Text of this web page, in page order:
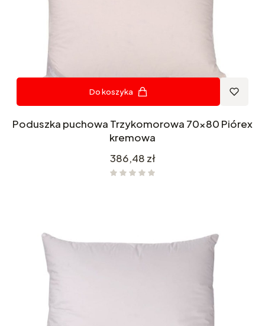
Do koszyka
Poduszka puchowa Trzykomorowa 70x80 Piórex
kremowa
Cena
386,48 zł